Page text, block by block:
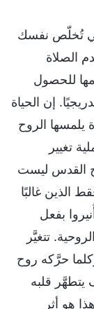
تُخلّص نفسك
الصلاة
للحصول
إن الحياة
يلمسها الروح
تغيير
القدس ليست
الذين غالبًا
بفعل
تتغيَّر
حرَّكه روح
يتطهَّر قلبه
هو أثر